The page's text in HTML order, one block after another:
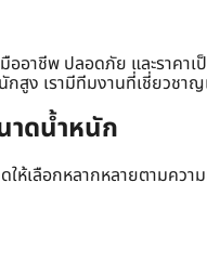
ออาชีพ ปลอดภัย และราคาเ
ง เรามีทีมงานที่เชี่ยวชา
าดน้ำหนัก
ให้เลือกหลากหลายตามคว